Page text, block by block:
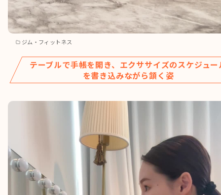
ジム・フィットネス
テーブルで手帳を開き、エクササイズのスケジュー
を書き込みながら頷く姿